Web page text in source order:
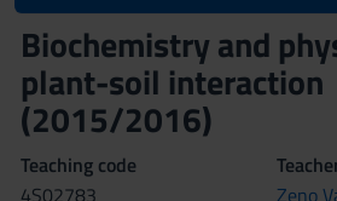
Biochemistry and
plant-soil interaction
(2015/2016)
Teaching code
4S02783
Zeno